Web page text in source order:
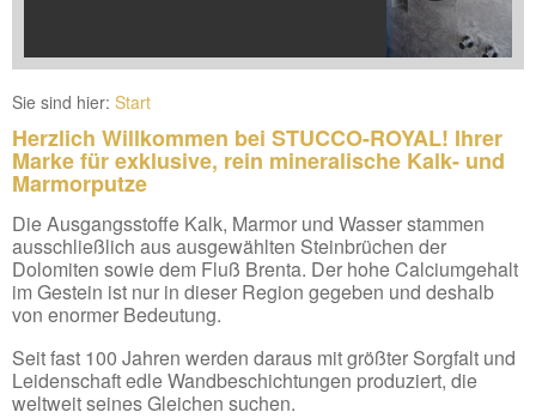
Sie sind hier: Start
Herzlich Willkommen bei STUCCO-ROYAL! Ihrer
Marke für exklusive, rein mineralische Kalk- und
Marmorputze
Die Ausgangsstoffe Kalk, Marmor und Wasser stammen
ausschließlich aus ausgewählten Steinbrüchen der
Dolomiten sowie dem Fluß Brenta. Der hohe Calciumgehalt
im Gestein ist nur in dieser Region gegeben und deshalb
von enormer Bedeutung.
Seit fast 100 Jahren werden daraus mit größter Sorgfalt und
Leidenschaft edle Wandbeschichtungen produziert, die
weltweit seines Gleichen suchen.